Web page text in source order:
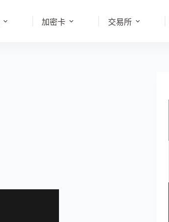
加密卡 交易所